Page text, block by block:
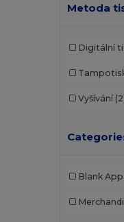
Metoda
Digitální
Vyšívání
Blank